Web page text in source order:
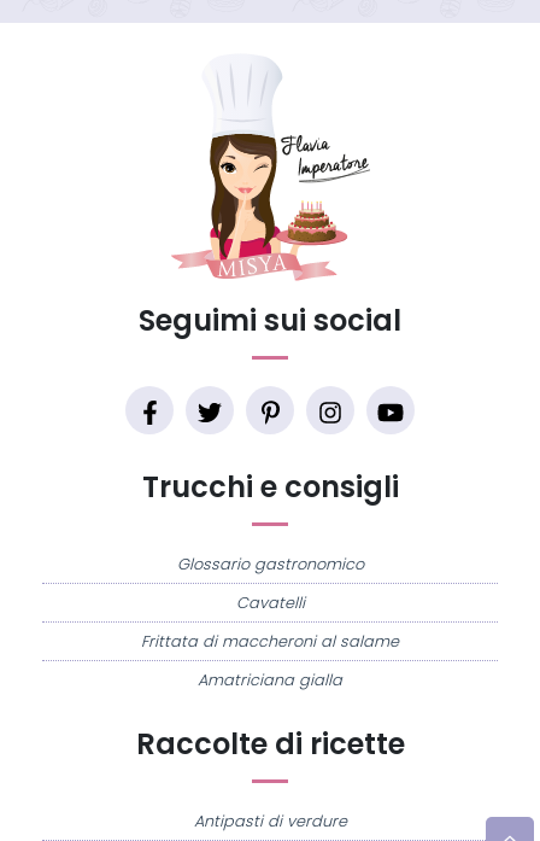
Raccolte di ricette
Antipasti di verdure
Trucchi e consigli
Glossario gastronomico
Cavatelli
Frittata di maccheroni al salame
Amatriciana gialla
Seguimi sui social